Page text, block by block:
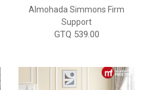
Almohada Simmons Firm
Support
GTQ 539.00